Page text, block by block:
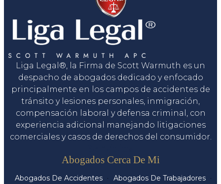
Liga Legal®, la Firma de Scott Warmuth es un
despacho de abogados dedicado y enfocado
principalmente en los campos de accidentes de
tránsito y lesiones personales, inmigración,
compensación laboral y defensa criminal, con
experiencia adicional manejando litigaciones
comerciales y casos de derechos del consumidor.
Abogados Cerca De Mi
Abogados De Accidentes Abogados De Trabajadores